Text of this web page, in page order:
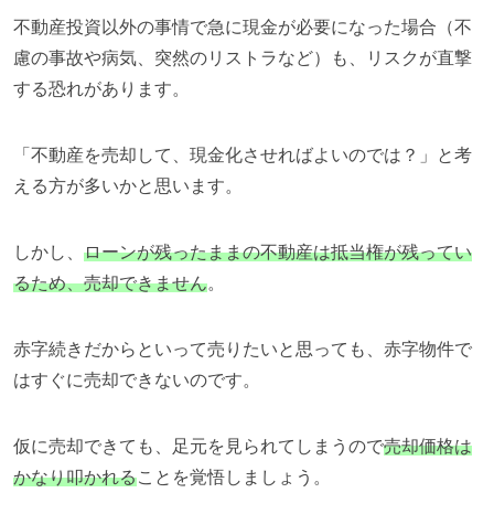
不動産投資以外の事情で急に現金が必要になった場合（不
慮の事故や病気、突然のリストラなど）も、リスクが直撃
する恐れがあります。
「不動産を売却して、現金化させればよいのでは？」と考
える方が多いかと思います。
しかし、 ローンが残ったままの不動産は抵当権が残ってい
るため、売却できません。
赤字続きだからといって売りたいと思っても、赤字物件で
はすぐに売却できないのです。
仮に売却できても、足元を見られてしまうので売却価格は
かなり叩かれることを覚悟しましょう。